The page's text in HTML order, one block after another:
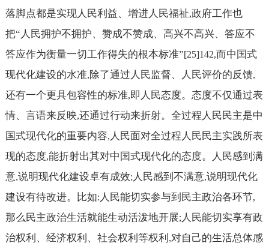
落脚点都是实现人民利益、增进人民福祉,政府工作也
把“人民拥护不拥护、赞成不赞成、高兴不高兴、答应不
答应作为衡量一切工作得失的根本标准”[25]142,而中国式
现代化建设的水准,除了通过人民监督、人民评价的反馈,
还有一个更具包容性的标准,即人民态度。态度不仅通过表
情、言语来反映,还通过行动来折射。全过程人民民主是中
国式现代化的重要内容, 人民面对全过程人民民主实践所表
现的态度,能折射出其对中国式现代化的态度。人民感到满
意,说明现代化建设卓有成效;人民感到不满意,说明现代化
建设有待改进。比如: 人民能切实参与到民主政治各环节,
那么民主政治生活就能生动活泼地开展;人民能切实享有政
治权利、经济权利、社会权利等权利 ,对自己的生活总体感